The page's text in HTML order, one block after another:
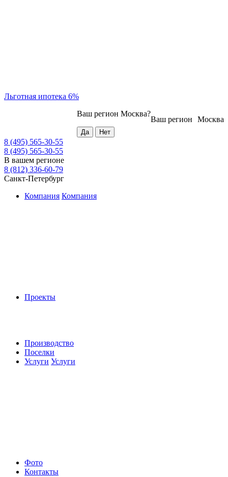
Льготная ипотека 6%
Москва
Ваш регион
Ваш регион Москва?
8 (495) 565-30-55
8 (495) 565-30-55
В вашем регионе
8 (812) 336-60-79
Санкт-Петербург
Компания Компания
Проекты
Производство
Поселки
Услуги Услуги
Фото
Контакты